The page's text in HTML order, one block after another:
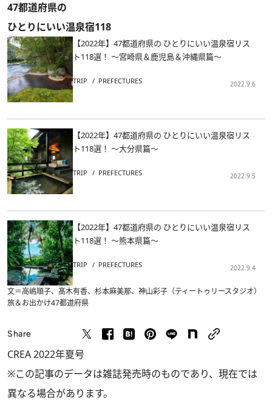
47都道府県の
ひとりにいい温泉宿118
【2022年】47都道府県の ひとりにいい温泉宿リス
ト118選！ ～宮崎県＆鹿児島＆沖縄県篇～
TRIP PREFECTURES 2022.9.6
【2022年】47都道府県の ひとりにいい温泉宿リス
ト118選！ ～大分県篇～
TRIP PREFECTURES 2022.9.5
【2022年】47都道府県の ひとりにいい温泉宿リス
ト118選！ ～熊本県篇～
TRIP PREFECTURES 2022.9.4
文＝高嶋順子、髙木有香、杉本麻美那、神山彩子（ティートゥリースタジオ）
旅＆お出かけ47都道府県
Share
CREA 2022年夏号
※この記事のデータは雑誌発売時のものであり、現在では
異なる場合があります。